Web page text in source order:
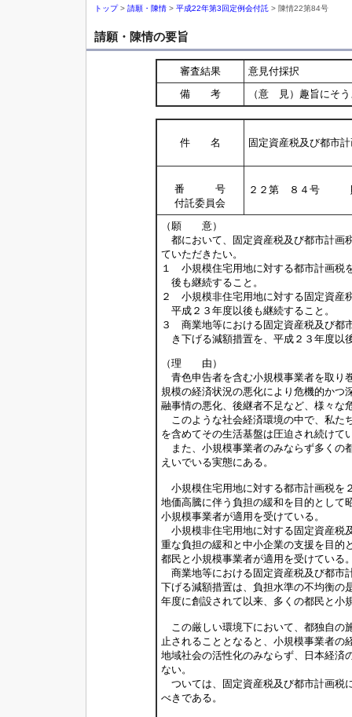
トップ> 請願・陳情 > 平成22年第3回定例会付託 > 陳情22第84号
請願・陳情の要旨
審査結果
意見付採択
備 考
（意 見）趣旨にそ
件 名 固定資産税及び都市
番 号
付託委員会
２２第 ８４号
（願 意）
都において、固定資産税及び都市計画
ていただきたい。
１ 小規模住宅用地に対する都市計画税
後も継続すること。
２ 小規模非住宅用地に対する固定資産
平成２３年度以後も継続すること。
３ 商業地等における固定資産税及び都
き下げる減額措置を、平成２３年度以
（理 由）
青色申告者を含む小規模事業者を取り
規模の経済状況の悪化により危機的かつ
融事情の悪化、後継者不足など、様々な
このような社会経済環境の中で、私た
を含めてその生活基盤は圧迫され続けて
また、小規模事業者のみならず多くの
えいでいる実態にある。
小規模住宅用地に対する都市計画税を
地価高騰に伴う負担の緩和を目的として
小規模事業者が適用を受けている。
小規模非住宅用地に対する固定資産税
重な負担の緩和と中小企業の支援を目的
都民と小規模事業者が適用を受けている
商業地等における固定資産税及び都市
下げる減額措置は、負担水準の不均衡の
年度に創設されて以来、多くの都民と小
この厳しい環境下において、都独自の
止されることとなると、小規模事業者の
地域社会の活性化のみならず、日本経済
ない。
ついては、固定資産税及び都市計画税
べきである。